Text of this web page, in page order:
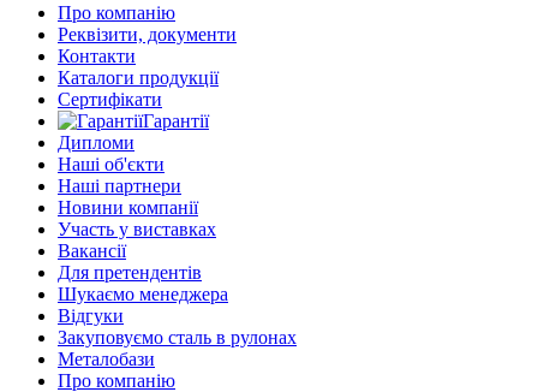
Про компанію
Реквізити, документи
Контакти
Каталоги продукції
Сертифікати
Гарантії
Дипломи
Наші об'єкти
Наші партнери
Новини компанії
Участь у виставках
Вакансії
Для претендентів
Шукаємо менеджера
Відгуки
Закуповуємо сталь в рулонах
Металобази
Про компанію